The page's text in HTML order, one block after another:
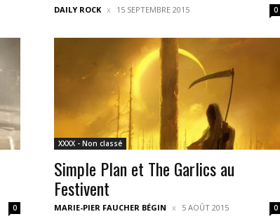
DAILY ROCK 15 SEPTEMBRE 2015 0
0
XXXX - Non classé
Simple Plan et The Garlics au
Festivent
MARIE-PIER FAUCHER BÉGIN 5 AOÛT 2015 0